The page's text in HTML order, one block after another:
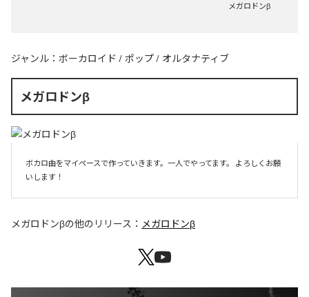
メガロドンβ
ジャンル： ボーカロイド / ポップ / オルタナティブ
メガロドンβ
ボカロ曲をマイペースで作っていきます。一人でやってます。 よろしくお願
いします！
メガロドンβの他のリリース： メガロドンβ